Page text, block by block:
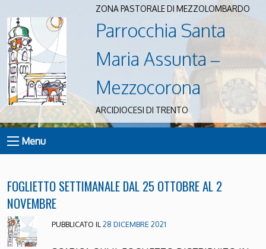
ZONA PASTORALE DI MEZZOLOMBARDO
Parrocchia Santa
Maria Assunta –
Mezzocorona
ARCIDIOCESI DI TRENTO
Menu
FOGLIETTO SETTIMANALE DAL 25 OTTOBRE AL 2
NOVEMBRE
PUBBLICATO IL 28 DICEMBRE 2021